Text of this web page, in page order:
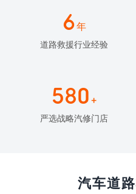
6年
道路救援行业经验
580 +
严选战略汽修门店
汽车道